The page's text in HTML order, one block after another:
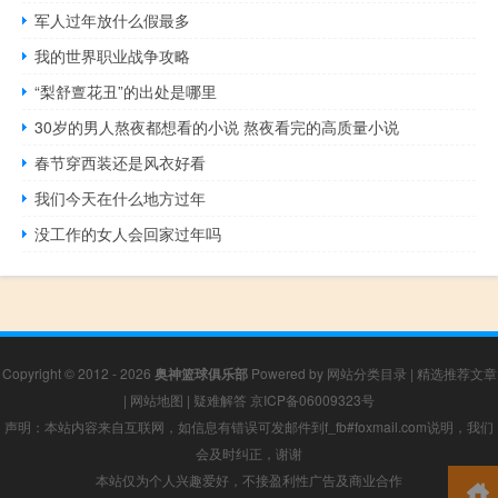
军人过年放什么假最多
我的世界职业战争攻略
“梨舒亶花丑”的出处是哪里
30岁的男人熬夜都想看的小说 熬夜看完的高质量小说
春节穿西装还是风衣好看
我们今天在什么地方过年
没工作的女人会回家过年吗
Copyright © 2012 - 2026 奥神篮球俱乐部Powered by 网站分类目录 | 精选推荐文章
| 网站地图 | 疑难解答 京ICP备06009323号
声明：本站内容来自互联网，如信息有错误可发邮件到f_fb#foxmail.com说明，我们
会及时纠正，谢谢
本站仅为个人兴趣爱好，不接盈利性广告及商业合作